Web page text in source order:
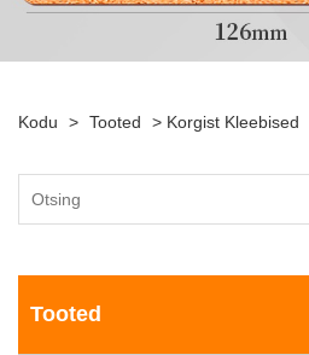
Kodu > Tooted > Korgist Kleebised
Tooted